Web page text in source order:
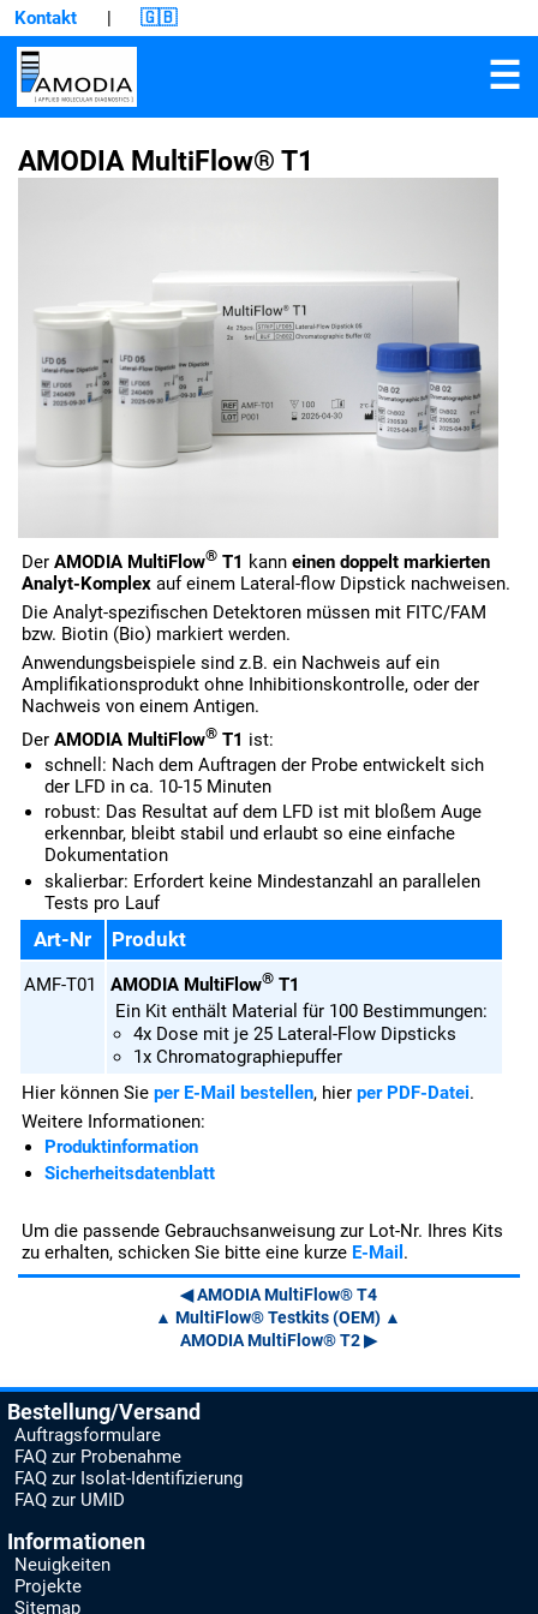
Kontakt | 🇬🇧
☰
AMODIA MultiFlow® T1
DerAMODIA MultiFlow® T1 kanneinen doppelt markierten
Analyt-Komplex auf einem Lateral-flow Dipstick nachweisen.
Die Analyt-spezifischen Detektoren müssen mit FITC/FAM
bzw. Biotin (Bio) markiert werden.
Anwendungsbeispiele sind z.B. ein Nachweis auf ein
Amplifikationsprodukt ohne Inhibitionskontrolle, oder der
Nachweis von einem Antigen.
DerAMODIA MultiFlow® T1 ist:
schnell: Nach dem Auftragen der Probe entwickelt sich
der LFD in ca. 10-15 Minuten
robust: Das Resultat auf dem LFD ist mit bloßem Auge
erkennbar, bleibt stabil und erlaubt so eine einfache
Dokumentation
skalierbar: Erfordert keine Mindestanzahl an parallelen
Tests pro Lauf
Art-Nr
AMF-T01
Produkt
AMODIA MultiFlow® T1
Ein Kit enthält Material für 100 Bestimmungen:
4x Dose mit je 25 Lateral-Flow Dipsticks
1x Chromatographiepuffer
Hier können Sieper E-Mail bestellen, hierper PDF-Datei.
Weitere Informationen:
Produktinformation
Sicherheitsdatenblatt
Um die passende Gebrauchsanweisung zur Lot-Nr. Ihres Kits
zu erhalten, schicken Sie bitte eine kurze E-Mail .
◀ AMODIA MultiFlow® T4
▲ MultiFlow® Testkits (OEM) ▲
AMODIA MultiFlow® T2 ▶
Bestellung/Versand
Auftragsformulare
FAQ zur Probenahme
FAQ zur Isolat-Identifizierung
FAQ zur UMID
Informationen
Neuigkeiten
Projekte
Sitemap